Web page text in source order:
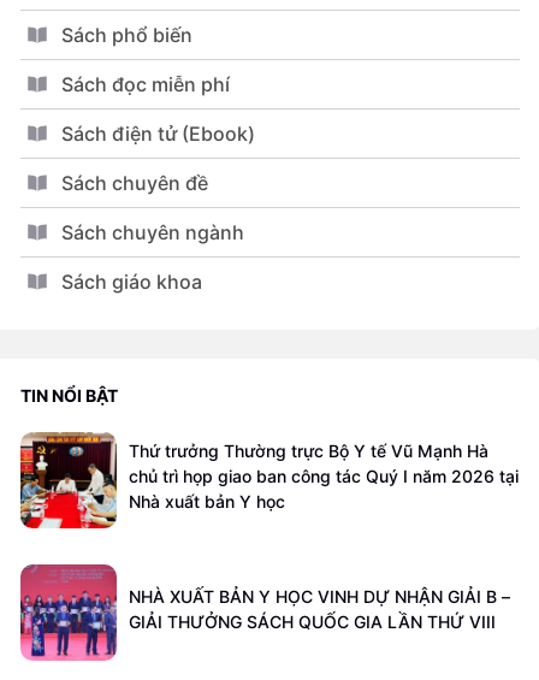
Sách phổ biến
Sách đọc miễn phí
Sách điện tử (Ebook)
Sách chuyên đề
Sách chuyên ngành
Sách giáo khoa
TIN NỔI BẬT
Thứ trưởng Thường trực Bộ Y tế Vũ Mạnh Hà
chủ trì họp giao ban công tác Quý I năm 2026 tại
Nhà xuất bản Y học
NHÀ XUẤT BẢN Y HỌC VINH DỰ NHẬN GIẢI B –
GIẢI THƯỞNG SÁCH QUỐC GIA LẦN THỨ VIII